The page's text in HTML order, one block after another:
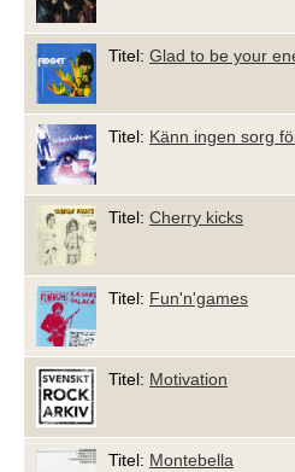
Titel: Glad to be your
Titel: Känn ingen sorg
Titel: Cherry kicks
Titel: Fun'n'games
Titel: Motivation
Titel: Montebella